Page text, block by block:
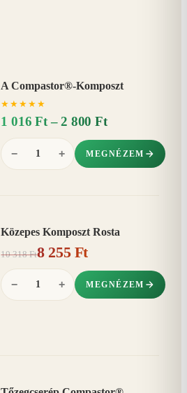
A Compastor®-Komposzt
★ ★ ★ ★ ★
1 016 Ft – 2 800 Ft
− + MEGNÉZEM
Közepes Komposzt Rosta
10 318 Ft8 255 Ft
− + MEGNÉZEM